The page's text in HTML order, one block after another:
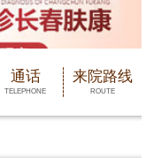
通话
TELEPHONE
来院路线
ROUTE